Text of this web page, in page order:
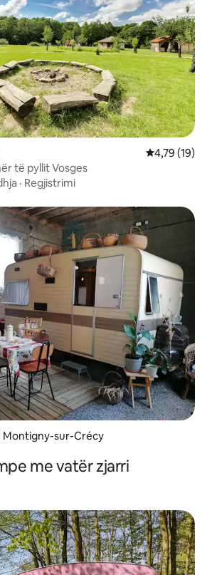
Vlerësimi
4,79 (19)
të pyllit Vosges
· Regjistrimi
Montigny-sur-Crécy
me vatër zjarri